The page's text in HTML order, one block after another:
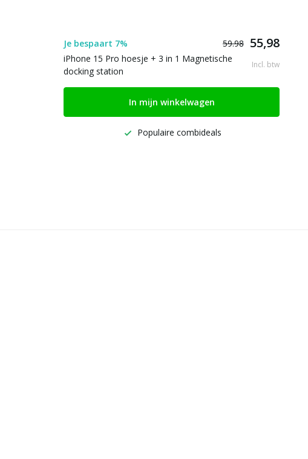
Je bespaart 7% 59.98 55,98
iPhone 15 Pro hoesje + 3 in 1 Magnetische
docking station
Incl. btw
In mijn winkelwagen
Populaire combideals